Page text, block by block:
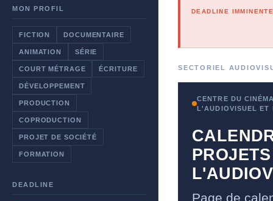
MON PROFIL
FICTION DOCUMENTAIRE
ANIMATION SÉRIE
COURT MÉTRAGE ÉCRITURE
DÉVELOPPEMENT
PRODUCTION
COPRODUCTION
PROJET DE SOCIÉTÉ
FORMATION
DEADLINE
DEADLINE
SECTORIEL
CENTRE DU
L'AUDIOVISUEL ET
Page de